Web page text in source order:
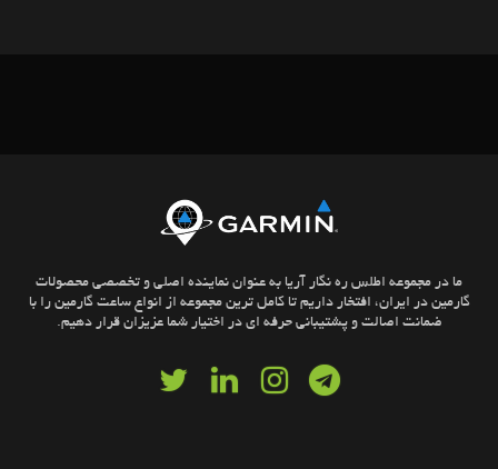
ما در مجموعه اطلس ره نگار آریا به عنوان نماینده اصلی و تخصصی محصولات
گارمین در ایران، افتخار داریم تا کامل ترین مجموعه از انواع ساعت گارمین را با
ضمانت اصالت و پشتیبانی حرفه ای در اختیار شما عزیزان قرار دهیم.